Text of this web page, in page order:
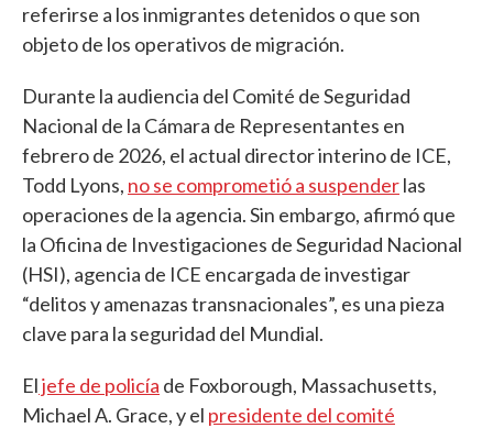
referirse a los inmigrantes detenidos o que son
objeto de los operativos de migración.
Durante la audiencia del Comité de Seguridad
Nacional de la Cámara de Representantes en
febrero de 2026, el actual director interino de ICE,
Todd Lyons, no se comprometió a suspenderlas
operaciones de la agencia. Sin embargo, afirmó que
la Oficina de Investigaciones de Seguridad Nacional
(HSI), agencia de ICE encargada de investigar
“delitos y amenazas transnacionales”, es una pieza
clave para la seguridad del Mundial.
Eljefe de policía de Foxborough, Massachusetts,
Michael A. Grace, y el presidente del comité